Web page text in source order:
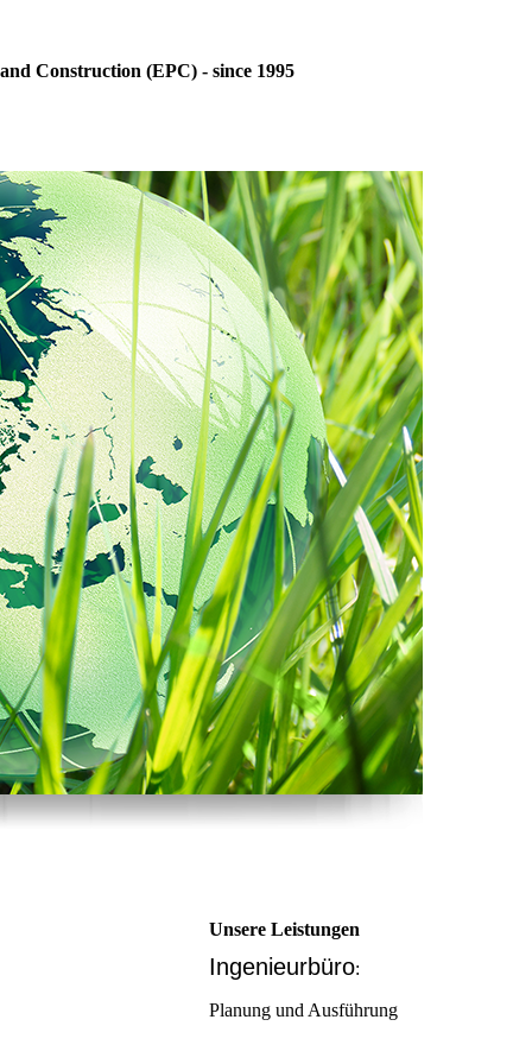
Construction (EPC) - since 1995
Unsere Leistungen
Ingenieurbüro:
Planung und Ausführung